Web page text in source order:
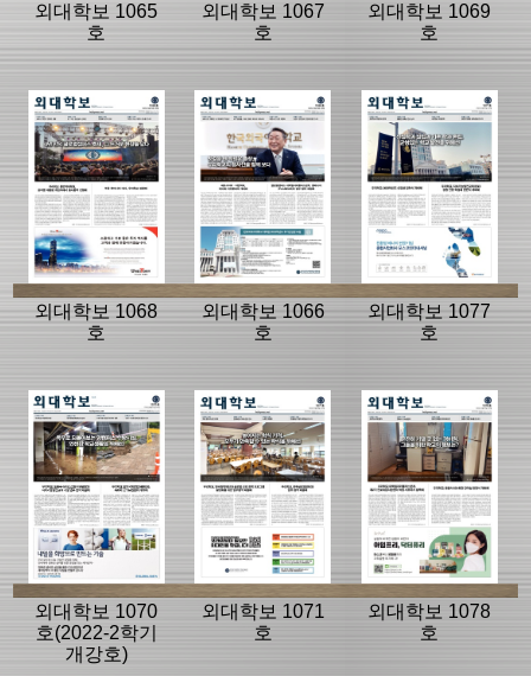
외대학보 1065
호
외대학보 1067
호
외대학보 1069
호
외대학보 1068
호
외대학보 1066
호
외대학보 1077
호
외대학보 1070
호(2022-2학기
개강호)
외대학보 1071
호
외대학보 1078
호